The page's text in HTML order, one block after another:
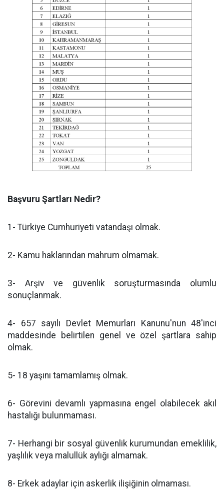
Başvuru Şartları Nedir?
1- Türkiye Cumhuriyeti vatandaşı olmak.
2- Kamu haklarından mahrum olmamak.
3- Arşiv ve güvenlik soruşturmasında olumlu
sonuçlanmak.
4- 657 sayılı Devlet Memurları Kanunu'nun 48'inci
maddesinde belirtilen genel ve özel şartlara sahip
olmak.
5- 18 yaşını tamamlamış olmak.
6- Görevini devamlı yapmasına engel olabilecek akıl
hastalığı bulunmaması.
7- Herhangi bir sosyal güvenlik kurumundan emeklilik,
yaşlılık veya malullük aylığı almamak.
8- Erkek adaylar için askerlik ilişiğinin olmaması.